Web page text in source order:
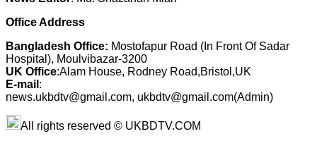
Office Address
Bangladesh Office: Mostofapur Road (In Front Of Sadar
Hospital), Moulvibazar-3200
UK Office:Alam House, Rodney Road,Bristol,UK
E-mail :
news.ukbdtv@gmail.com, ukbdtv@gmail.com(Admin)
All rights reserved © UKBDTV.COM